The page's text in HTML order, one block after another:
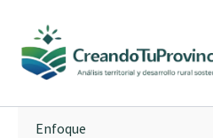
contenido
Enfoque